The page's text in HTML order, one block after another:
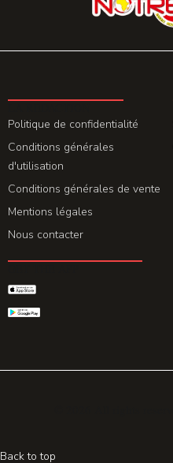
Politique de confidentialité
Conditions générales
d'utilisation
Conditions générales de vente
Mentions légales
Nous contacter
Back to top